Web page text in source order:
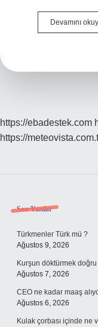
Devamını
https://ebadestek.com
https://
Sidebar
Son Yazılar
Türkmenler Türk mü ?
Ağustos 9, 2026
Kurşun döktürmek
Ağustos 7, 2026
CEO ne kadar maaş
Ağustos 6, 2026
Kulak çorbası içinde ne